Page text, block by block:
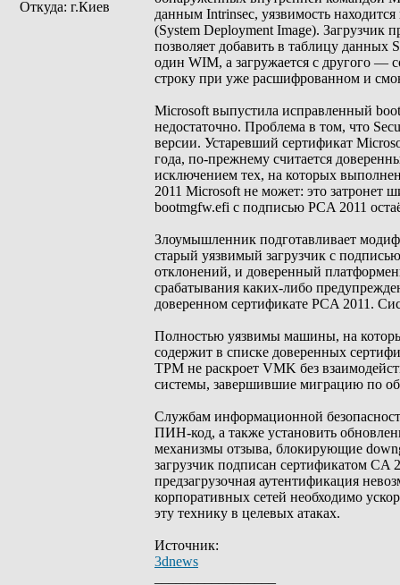
Откуда: г.Киев
данным Intrinsec, уязвимость
(System Deployment Image). Загрузчик
позволяет добавить в таблицу данных
один WIM, а загружается с другого
строку при уже расшифрованном и
Microsoft выпустила исправленный
недостаточно. Проблема в том, что
версии. Устаревший сертификат
года, по-прежнему считается
исключением тех, на которых
2011 Microsoft не может: это затронет
bootmgfw.efi с подписью PCA 2011
Злоумышленник подготавливает
старый уязвимый загрузчик с
отклонений, и доверенный
срабатывания каких-либо
доверенном сертификате PCA 2011.
Полностью уязвимы машины, на
содержит в списке доверенных
TPM не раскроет VMK без
системы, завершившие миграцию по
Службам информационной
ПИН-код, а также установить
механизмы отзыва, блокирующие
загрузчик подписан сертификатом
предзагрузочная аутентификация
корпоративных сетей необходимо
эту технику в целевых атаках.
Источник:
3dnews